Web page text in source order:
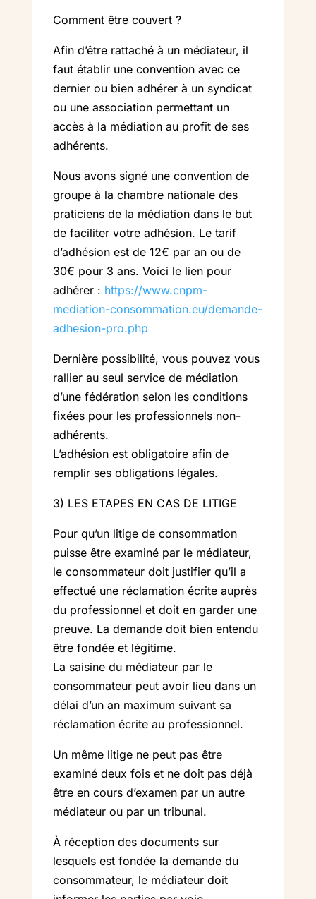
Comment être couvert ?
Afin d’être rattaché à un médiateur, il
faut établir une convention avec ce
dernier ou bien adhérer à un syndicat
ou une association permettant un
accès à la médiation au profit de ses
adhérents.
Nous avons signé une convention de
groupe à la chambre nationale des
praticiens de la médiation dans le but
de faciliter votre adhésion. Le tarif
d’adhésion est de 12€ par an ou de
30€ pour 3 ans. Voici le lien pour
adhérer : https://www.cnpm-
mediation-consommation.eu/demande-
adhesion-pro.php
Dernière possibilité, vous pouvez vous
rallier au seul service de médiation
d’une fédération selon les conditions
fixées pour les professionnels non-
adhérents.
L’adhésion est obligatoire afin de
remplir ses obligations légales.
3) LES ETAPES EN CAS DE LITIGE
Pour qu’un litige de consommation
puisse être examiné par le médiateur,
le consommateur doit justifier qu’il a
effectué une réclamation écrite auprès
du professionnel et doit en garder une
preuve. La demande doit bien entendu
être fondée et légitime.
La saisine du médiateur par le
consommateur peut avoir lieu dans un
délai d’un an maximum suivant sa
réclamation écrite au professionnel.
Un même litige ne peut pas être
examiné deux fois et ne doit pas déjà
être en cours d’examen par un autre
médiateur ou par un tribunal.
À réception des documents sur
lesquels est fondée la demande du
consommateur, le médiateur doit